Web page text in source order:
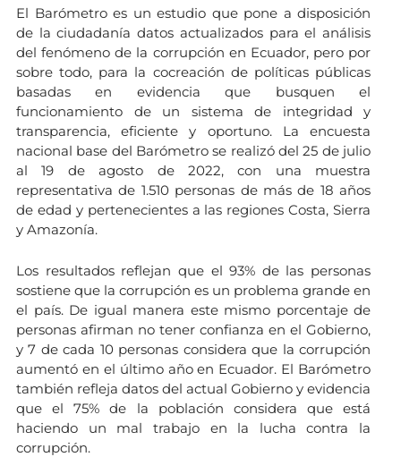
El Barómetro es un estudio que pone a disposición
de la ciudadanía datos actualizados para el análisis
del fenómeno de la corrupción en Ecuador, pero por
sobre todo, para la cocreación de políticas públicas
basadas en evidencia que busquen el
funcionamiento de un sistema de integridad y
transparencia, eficiente y oportuno. La encuesta
nacional base del Barómetro se realizó del 25 de julio
al 19 de agosto de 2022, con una muestra
representativa de 1.510 personas de más de 18 años
de edad y pertenecientes a las regiones Costa, Sierra
y Amazonía.
Los resultados reflejan que el 93% de las personas
sostiene que la corrupción es un problema grande en
el país. De igual manera este mismo porcentaje de
personas afirman no tener confianza en el Gobierno,
y 7 de cada 10 personas considera que la corrupción
aumentó en el último año en Ecuador. El Barómetro
también refleja datos del actual Gobierno y evidencia
que el 75% de la población considera que está
haciendo un mal trabajo en la lucha contra la
corrupción.